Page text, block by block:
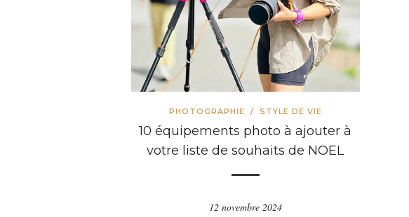
PHOTOGRAPHIE / STYLE DE VIE
10 équipements photo à ajouter à
votre liste de souhaits de NOEL
12 novembre 2024